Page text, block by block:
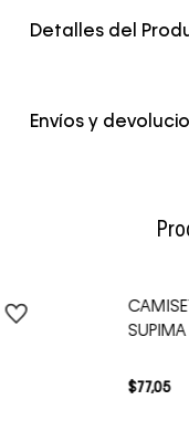
Detalles del
Color Negro
Envíos y
$77,05